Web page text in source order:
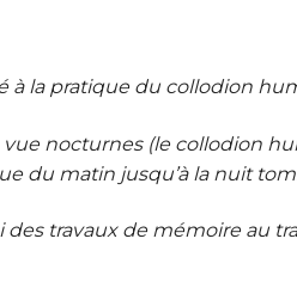
à la pratique du collodion
nocturnes (le collodion
du matin jusqu’à la nuit
des travaux de mémoire au